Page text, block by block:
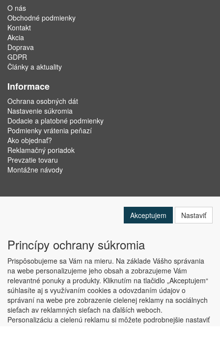
O nás
Obchodné podmienky
Kontakt
Akcia
Doprava
GDPR
Články a aktuality
Informace
Ochrana osobných dát
Nastavenie súkromia
Dodacie a platobné podmienky
Podmienky vrátenia peňazí
Ako objednať?
Reklamačný poriadok
Prevzatie tovaru
Montážne návody
Copyright © ABRA Software a.s. 2019
Akceptujem Nastaviť
Princípy ochrany súkromia
Prispôsobujeme sa Vám na mieru. Na základe Vášho správania
na webe personalizujeme jeho obsah a zobrazujeme Vám
relevantné ponuky a produkty. Kliknutím na tlačidlo „Akceptujem“
súhlasíte aj s využívaním cookies a odovzdaním údajov o
správaní na webe pre zobrazenie cielenej reklamy na sociálnych
sieťach av reklamných sieťach na ďalších weboch.
Personalizáciu a cielenú reklamu si môžete podrobnejšie nastaviť